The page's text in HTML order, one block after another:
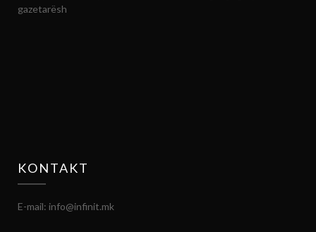
gazetarësh
KONTAKT
E-mail: info@infinit.mk